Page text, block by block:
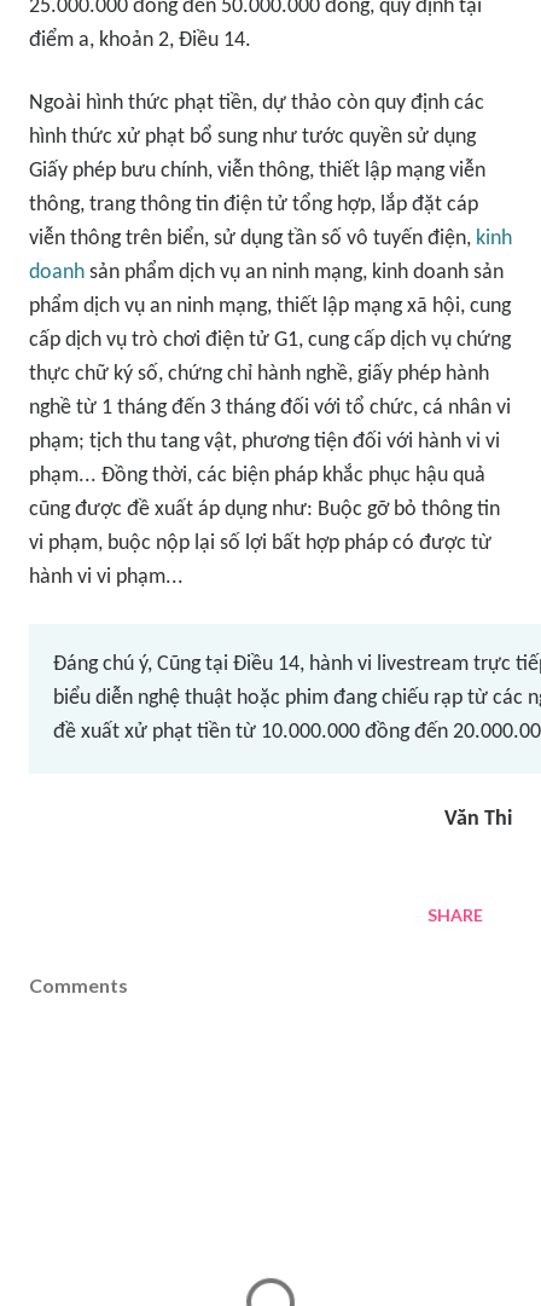
25.000.000 đồng đến 50.000.000 đồng, quy định tại
điểm a, khoản 2, Điều 14.
Ngoài hình thức phạt tiền, dự thảo còn quy định các
hình thức xử phạt bổ sung như tước quyền sử dụng
Giấy phép bưu chính, viễn thông, thiết lập mạng viễn
thông, trang thông tin điện tử tổng hợp, lắp đặt cáp
viễn thông trên biển, sử dụng tần số vô tuyến điện, kinh
doanh sản phẩm dịch vụ an ninh mạng, kinh doanh sản
phẩm dịch vụ an ninh mạng, thiết lập mạng xã hội, cung
cấp dịch vụ trò chơi điện tử G1, cung cấp dịch vụ chứng
thực chữ ký số, chứng chỉ hành nghề, giấy phép hành
nghề từ 1 tháng đến 3 tháng đối với tổ chức, cá nhân vi
phạm; tịch thu tang vật, phương tiện đối với hành vi vi
phạm... Đồng thời, các biện pháp khắc phục hậu quả
cũng được đề xuất áp dụng như: Buộc gỡ bỏ thông tin
vi phạm, buộc nộp lại số lợi bất hợp pháp có được từ
hành vi vi phạm...
Đáng chú ý, Cũng tại Điều 14, hành vi livestream trực
biểu diễn nghệ thuật hoặc phim đang chiếu rạp từ các
đề xuất xử phạt tiền từ 10.000.000 đồng đến
Văn Thi
SHARE
Comments